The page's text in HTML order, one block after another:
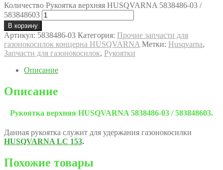
Количество Рукоятка верхняя HUSQVARNA 5838486-03 /
583848603
В корзину
Артикул: 5838486-03 Категория: Прочие запчасти для
газонокосилок концерна HUSQVARNA Метки: Husqvarna,
Запчасти для газонокосилок, Рукоятки
Описание
Описание
Рукоятка верхняя HUSQVARNA 5838486-03 / 583848603.
Данная рукоятка служит для удержания газонокосилки
HUSQVARNA LC 153.
Похожие товары